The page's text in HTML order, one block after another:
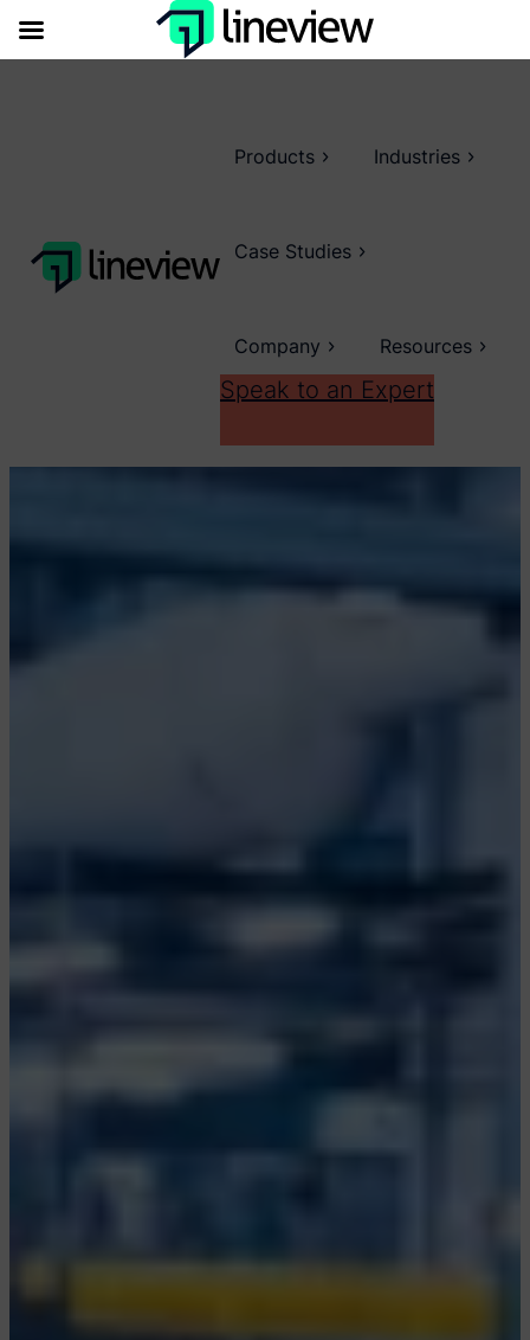
Products Industries
Case Studies
Company Resources
Speak to an Expert